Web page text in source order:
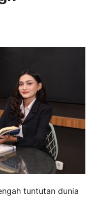
tuntutan dunia